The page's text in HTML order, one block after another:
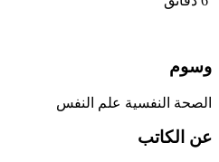
وسوم
الصحة النفسية علم النفس
عن الكاتب